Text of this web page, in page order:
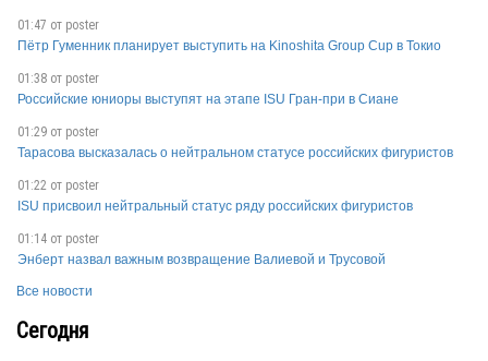
01:47 от poster
Пётр Гуменник планирует выступить на Kinoshita Group Cup в Токио
01:38 от poster
Российские юниоры выступят на этапе ISU Гран-при в Сиане
01:29 от poster
Тарасова высказалась о нейтральном статусе российских фигуристов
01:22 от poster
ISU присвоил нейтральный статус ряду российских фигуристов
01:14 от poster
Энберт назвал важным возвращение Валиевой и Трусовой
Все новости
Сегодня